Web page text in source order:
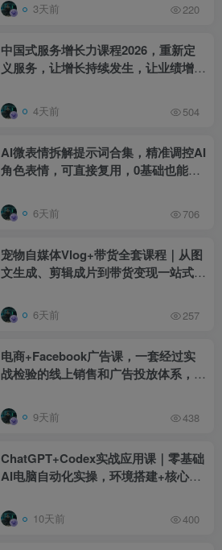
3天前 220
中国式服务增长力课程2026，重新定
义服务，让增长持续发生，让业绩增长
4天前 504
AI微表情拆解提示词合集，精准调控AI
角色表情，可直接复用，0基础也能调
6天前 706
宠物自媒体Vlog+带货全套课程｜从图
文生成、剪辑成片到带货变现一站式教
6天前 257
电商+Facebook广告课，一套经过实
战检验的线上销售和广告投放体系，让
字幕】 9天前 438
ChatGPT+Codex实战应用课｜零基础
AI电脑自动化实操，环境搭建+核心三
操控电脑高效办公
10天前 400